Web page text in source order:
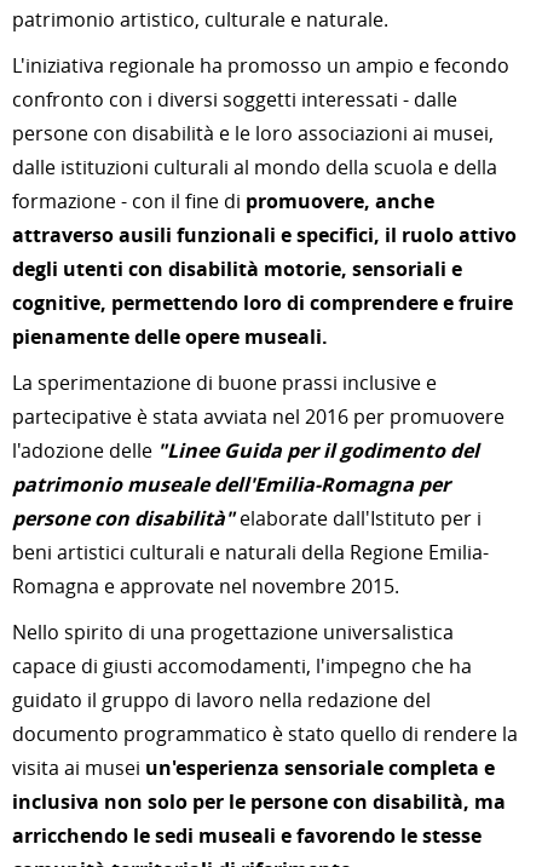
patrimonio artistico, culturale e naturale.
L'iniziativa regionale ha promosso un ampio e fecondo
confronto con i diversi soggetti interessati - dalle
persone con disabilità e le loro associazioni ai musei,
dalle istituzioni culturali al mondo della scuola e della
formazione - con il fine di promuovere, anche
attraverso ausili funzionali e specifici, il ruolo attivo
degli utenti con disabilità motorie, sensoriali e
cognitive, permettendo loro di comprendere e fruire
pienamente delle opere museali.
La sperimentazione di buone prassi inclusive e
partecipative è stata avviata nel 2016 per promuovere
l'adozione delle "Linee Guida per il godimento del
patrimonio museale dell'Emilia-Romagna per
persone con disabilità" elaborate dall'Istituto per i
beni artistici culturali e naturali della Regione Emilia-
Romagna e approvate nel novembre 2015.
Nello spirito di una progettazione universalistica
capace di giusti accomodamenti, l'impegno che ha
guidato il gruppo di lavoro nella redazione del
documento programmatico è stato quello di rendere la
visita ai musei un'esperienza sensoriale completa e
inclusiva non solo per le persone con disabilità, ma
arricchendo le sedi museali e favorendo le stesse